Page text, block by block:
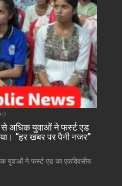
0
से अधिक युवाओं ने फर्स्ट एड
“हर खबर पर पैनी नजर”
युवाओं ने फर्स्ट एड का एकदिवसीय